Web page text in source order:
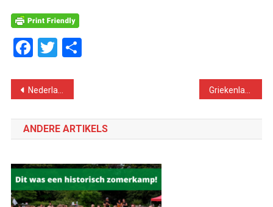
Facebook
Twitter
Delen
Bericht
navigatie
Nederland. Hoe strijden tegen schijnzelfstandigheid? Griekenland: falen Tsipras en Syriza maakt tijdelijke overwinning Europese bezuinigingsmaffia mogelijk
ANDERE ARTIKELS